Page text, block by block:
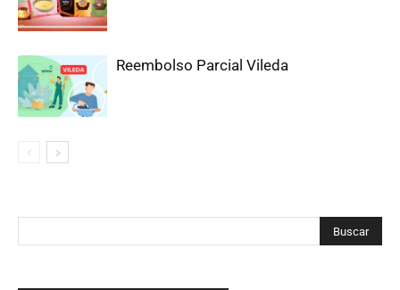
Reembolso Parcial Vileda